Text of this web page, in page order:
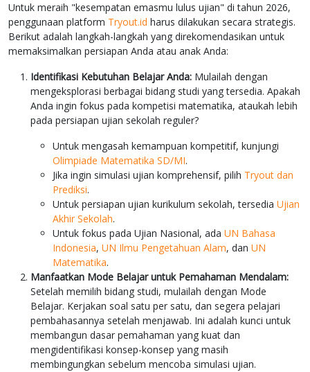
Untuk meraih "kesempatan emasmu lulus ujian" di tahun 2026,
penggunaan platform Tryout.id harus dilakukan secara strategis.
Berikut adalah langkah-langkah yang direkomendasikan untuk
memaksimalkan persiapan Anda atau anak Anda:
Identifikasi Kebutuhan Belajar Anda: Mulailah dengan
mengeksplorasi berbagai bidang studi yang tersedia. Apakah
Anda ingin fokus pada kompetisi matematika, ataukah lebih
pada persiapan ujian sekolah reguler?
Untuk mengasah kemampuan kompetitif, kunjungi
Olimpiade Matematika SD/MI.
Jika ingin simulasi ujian komprehensif, pilih Tryout dan
Prediksi.
Untuk persiapan ujian kurikulum sekolah, tersedia Ujian
Akhir Sekolah.
Untuk fokus pada Ujian Nasional, ada UN Bahasa
Indonesia, UN Ilmu Pengetahuan Alam, dan UN
Matematika.
Manfaatkan Mode Belajar untuk Pemahaman Mendalam:
Setelah memilih bidang studi, mulailah dengan Mode
Belajar. Kerjakan soal satu per satu, dan segera pelajari
pembahasannya setelah menjawab. Ini adalah kunci untuk
membangun dasar pemahaman yang kuat dan
mengidentifikasi konsep-konsep yang masih
membingungkan sebelum mencoba simulasi ujian.